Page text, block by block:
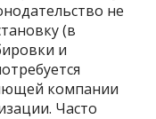
не
(в
и
компании
Часто